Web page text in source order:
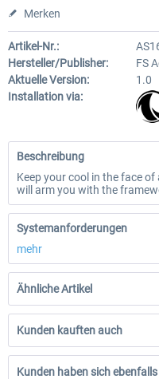
Merken
Artikel-Nr.:
Hersteller/Publisher:
FS
Aktuelle Version:
1.0
Installation via:
Beschreibung
Keep your cool in the face
will arm you with the
Systemanforderungen
mehr
Ähnliche Artikel
Kunden kauften auch
Kunden haben sich